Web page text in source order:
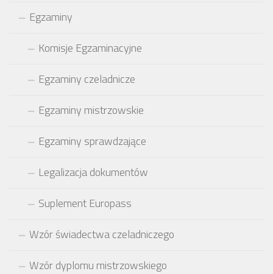
Egzaminy
Komisje Egzaminacyjne
Egzaminy czeladnicze
Egzaminy mistrzowskie
Egzaminy sprawdzające
Legalizacja dokumentów
Suplement Europass
Wzór świadectwa czeladniczego
Wzór dyplomu mistrzowskiego